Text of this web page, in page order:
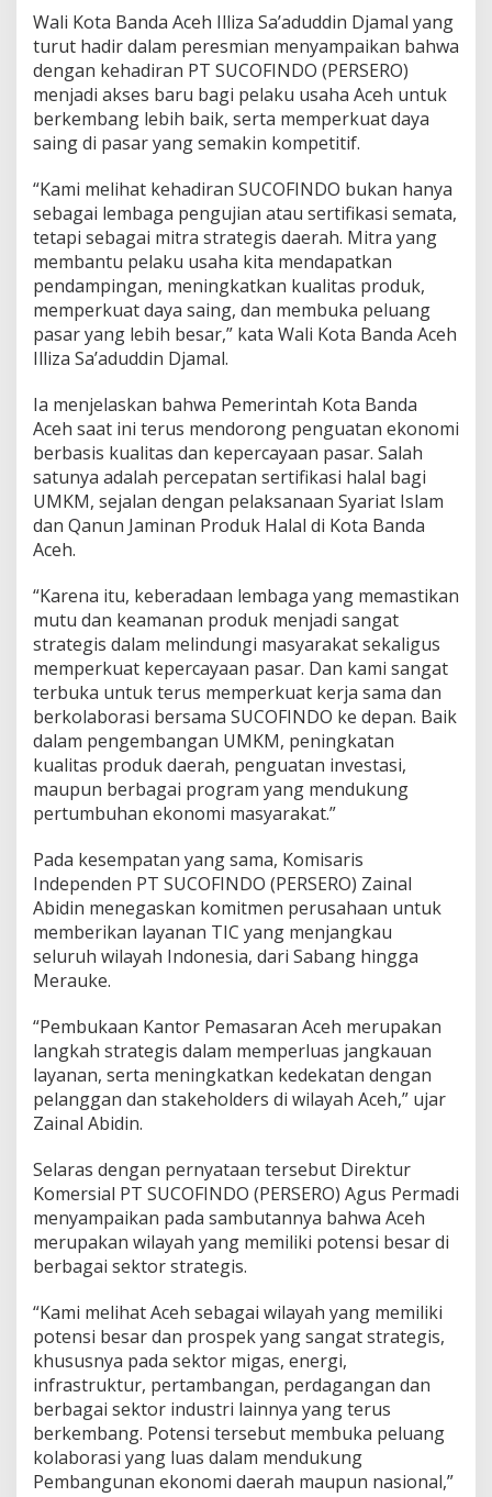
a
n
K
a
n
o
r
e
m
s
a
r
a
n
d
c
e
h
Wali Kota Banda Aceh Illiza Sa’aduddin Djamal yang
turut hadir dalam peresmian menyampaikan bahwa
dengan kehadiran PT SUCOFINDO (PERSERO)
menjadi akses baru bagi pelaku usaha Aceh untuk
berkembang lebih baik, serta memperkuat daya
saing di pasar yang semakin kompetitif.
“Kami melihat kehadiran SUCOFINDO bukan hanya
sebagai lembaga pengujian atau sertifikasi semata,
tetapi sebagai mitra strategis daerah. Mitra yang
membantu pelaku usaha kita mendapatkan
pendampingan, meningkatkan kualitas produk,
memperkuat daya saing, dan membuka peluang
pasar yang lebih besar,” kata Wali Kota Banda Aceh
Illiza Sa’aduddin Djamal.
Ia menjelaskan bahwa Pemerintah Kota Banda
Aceh saat ini terus mendorong penguatan ekonomi
berbasis kualitas dan kepercayaan pasar. Salah
satunya adalah percepatan sertifikasi halal bagi
UMKM, sejalan dengan pelaksanaan Syariat Islam
dan Qanun Jaminan Produk Halal di Kota Banda
Aceh.
“Karena itu, keberadaan lembaga yang memastikan
mutu dan keamanan produk menjadi sangat
strategis dalam melindungi masyarakat sekaligus
memperkuat kepercayaan pasar. Dan kami sangat
terbuka untuk terus memperkuat kerja sama dan
berkolaborasi bersama SUCOFINDO ke depan. Baik
dalam pengembangan UMKM, peningkatan
kualitas produk daerah, penguatan investasi,
maupun berbagai program yang mendukung
pertumbuhan ekonomi masyarakat.”
Pada kesempatan yang sama, Komisaris
Independen PT SUCOFINDO (PERSERO) Zainal
Abidin menegaskan komitmen perusahaan untuk
memberikan layanan TIC yang menjangkau
seluruh wilayah Indonesia, dari Sabang hingga
Merauke.
“Pembukaan Kantor Pemasaran Aceh merupakan
langkah strategis dalam memperluas jangkauan
layanan, serta meningkatkan kedekatan dengan
pelanggan dan stakeholders di wilayah Aceh,” ujar
Zainal Abidin.
Selaras dengan pernyataan tersebut Direktur
Komersial PT SUCOFINDO (PERSERO) Agus Permadi
menyampaikan pada sambutannya bahwa Aceh
merupakan wilayah yang memiliki potensi besar di
berbagai sektor strategis.
“Kami melihat Aceh sebagai wilayah yang memiliki
potensi besar dan prospek yang sangat strategis,
khususnya pada sektor migas, energi,
infrastruktur, pertambangan, perdagangan dan
berbagai sektor industri lainnya yang terus
berkembang. Potensi tersebut membuka peluang
kolaborasi yang luas dalam mendukung
Pembangunan ekonomi daerah maupun nasional,”